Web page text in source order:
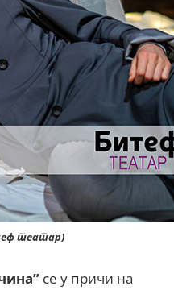
театар)
се у причи на